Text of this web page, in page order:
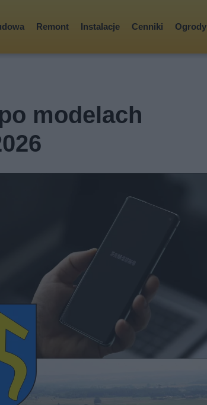
Remont Instalacje Cenniki Ogrody
modelach